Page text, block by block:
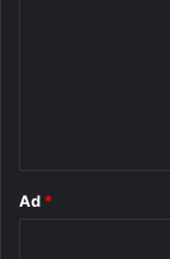
Ad *